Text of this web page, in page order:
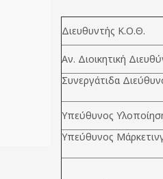
Διευθυντής Κ.Ο.Θ.
Αν. Διοικητική
Συνεργάτιδα
Υπεύθυνος
Υπεύθυνος